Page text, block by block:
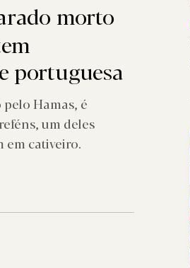
morto
portuguesa
Hamas, é
um deles
cativeiro.